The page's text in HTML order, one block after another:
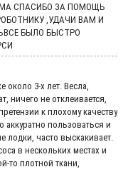
СПАСИБО ЗА ПОМОЩЬ
,УДАЧИ ВАМ И
БЫЛО БЫСТРО
3-х лет. Весла,
ничего не отклеивается,
к плохому качеству
пользоваться и
лодки, часто выскакивает.
в нескольких местах и
то плотной ткани,